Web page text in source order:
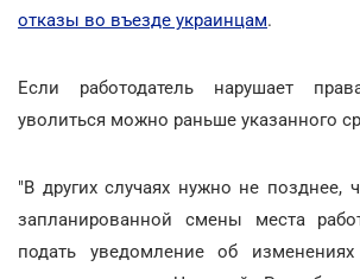
отказы во въезде украинцам.
Если работодатель нарушает
уволиться можно раньше указанного
"В других случаях нужно не позднее,
запланированной смены места
подать уведомление об